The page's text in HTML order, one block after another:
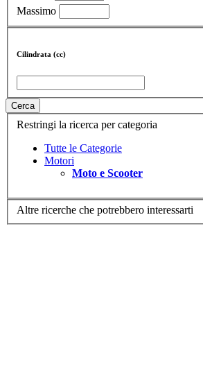
Massimo
Cilindrata (cc)
Cerca
Restringi la ricerca per categoria
Tutte le Categorie
Motori
Moto e Scooter
Altre ricerche che potrebbero interessarti